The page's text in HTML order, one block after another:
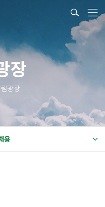
장
광장
용